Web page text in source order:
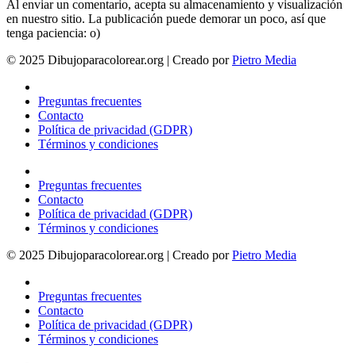
Al enviar un comentario, acepta su almacenamiento y visualización
en nuestro sitio. La publicación puede demorar un poco, así que
tenga paciencia: o)
© 2025 Dibujoparacolorear.org | Creado porPietro Media
Preguntas frecuentes
Contacto
Política de privacidad (GDPR)
Términos y condiciones
Preguntas frecuentes
Contacto
Política de privacidad (GDPR)
Términos y condiciones
© 2025 Dibujoparacolorear.org | Creado porPietro Media
Preguntas frecuentes
Contacto
Política de privacidad (GDPR)
Términos y condiciones